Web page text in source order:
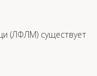
(ЛФЛМ) существует